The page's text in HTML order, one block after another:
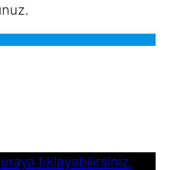
tıklayabilirsiniz.